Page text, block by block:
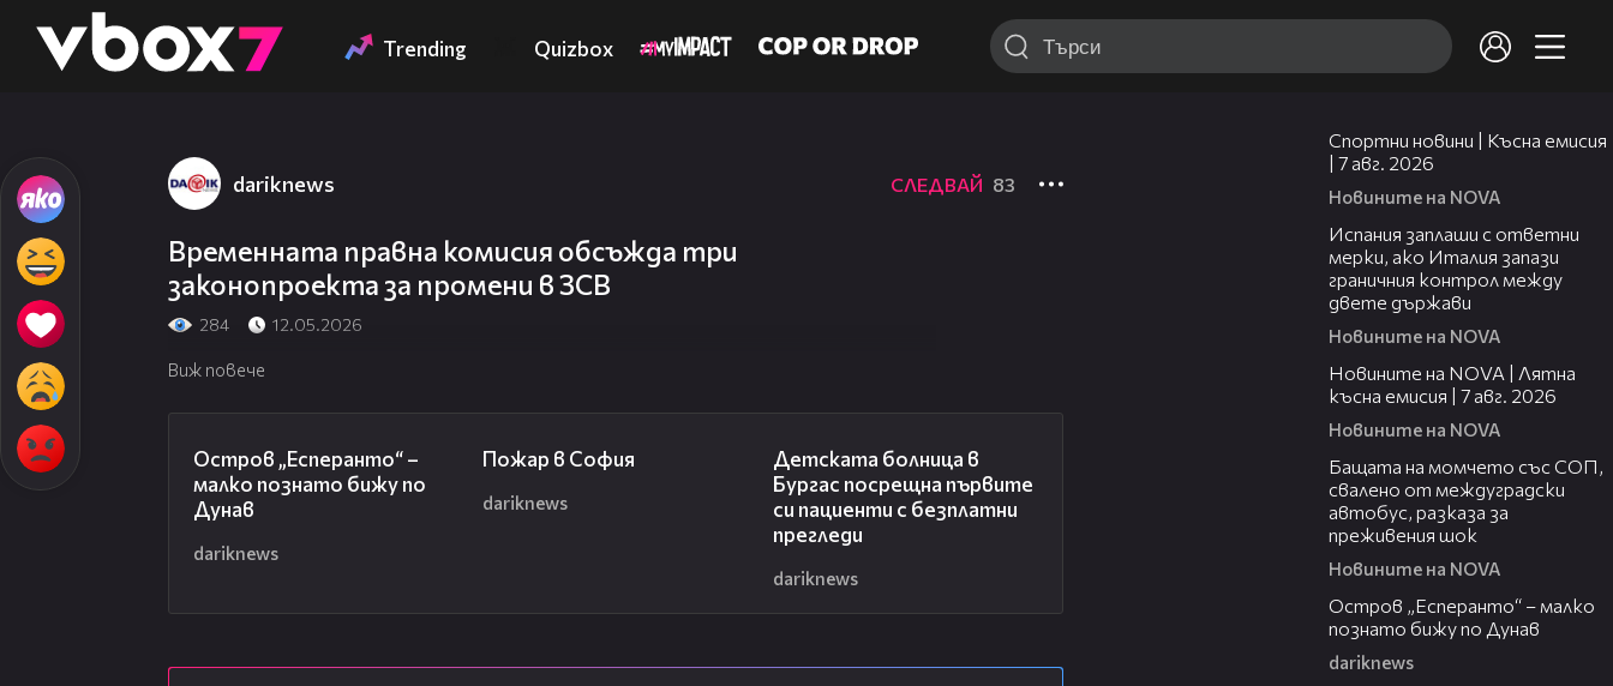
👾 Trending Quizbox
dariknews СЛЕДВАЙ 83
Временната правна комисия обсъжда три
законопроекта за промени в ЗСВ
284 12.05.2026
Виж повече
Остров „Есперанто“ –
малко познато бижу по
Дунав
dariknews
Пожар в София
dariknews
Детската болница в
Бургас посрещна първите
си пациенти с безплатни
прегледи
dariknews
Спортни новини | Късна емисия
| 7 авг. 2026
Новините на NOVA
Испания заплаши с ответни
мерки, ако Италия запази
граничния контрол между
двете държави
Новините на NOVA
Новините на NOVA | Лятна
късна емисия | 7 авг. 2026
Новините на NOVA
Бащата на момчето със СОП,
свалено от междуградски
автобус, разказа за
преживения шок
Новините на NOVA
Остров „Есперанто“ – малко
познато бижу по Дунав
dariknews